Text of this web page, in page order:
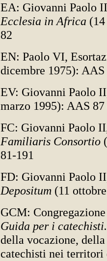
EA: Giovanni Paolo
Ecclesia in Africa
82
EN: Paolo VI,
dicembre 1975):
EV: Giovanni Paolo
marzo 1995): AAS
FC: Giovanni Paolo
Familiaris Consortio
81-191
FD: Giovanni Paolo
Depositum (11
GCM:
Guida per i catechisti.
della vocazione,
catechisti nei territori